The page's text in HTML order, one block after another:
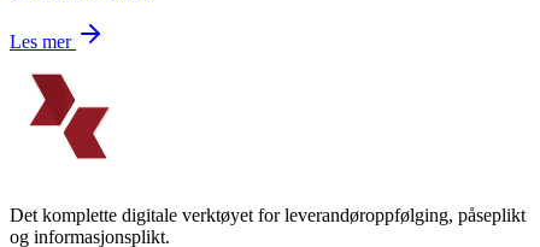
Les mer
Det komplette digitale verktøyet for leverandøroppfølging, påseplikt
og informasjonsplikt.